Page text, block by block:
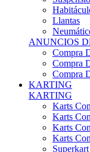
Llantas
ANUNCIOS
Compra
Compra
Compra
KARTING
KARTING
Karts
Karts
Karts
Karts
Superkart
Karts